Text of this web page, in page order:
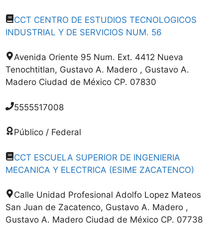
CCT CENTRO DE ESTUDIOS TECNOLOGICOS
INDUSTRIAL Y DE SERVICIOS NUM. 56
Avenida Oriente 95 Num. Ext. 4412 Nueva
Tenochtitlan, Gustavo A. Madero , Gustavo A.
Madero Ciudad de México CP. 07830
5555517008
Público / Federal
CCT ESCUELA SUPERIOR DE INGENIERIA
MECANICA Y ELECTRICA (ESIME ZACATENCO)
Calle Unidad Profesional Adolfo Lopez Mateos
San Juan de Zacatenco, Gustavo A. Madero ,
Gustavo A. Madero Ciudad de México CP. 07738